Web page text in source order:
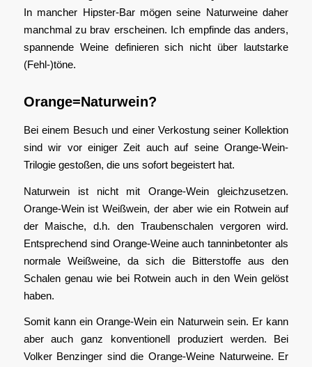
In mancher Hipster-Bar mögen seine Naturweine daher
manchmal zu brav erscheinen. Ich empfinde das anders,
spannende Weine definieren sich nicht über lautstarke
(Fehl-)töne.
Orange=Naturwein?
Bei einem Besuch und einer Verkostung seiner Kollektion
sind wir vor einiger Zeit auch auf seine Orange-Wein-
Trilogie gestoßen, die uns sofort begeistert hat.
Naturwein ist nicht mit Orange-Wein gleichzusetzen.
Orange-Wein ist Weißwein, der aber wie ein Rotwein auf
der Maische, d.h. den Traubenschalen vergoren wird.
Entsprechend sind Orange-Weine auch tanninbetonter als
normale Weißweine, da sich die Bitterstoffe aus den
Schalen genau wie bei Rotwein auch in den Wein gelöst
haben.
Somit kann ein Orange-Wein ein Naturwein sein. Er kann
aber auch ganz konventionell produziert werden. Bei
Volker Benzinger sind die Orange-Weine Naturweine. Er